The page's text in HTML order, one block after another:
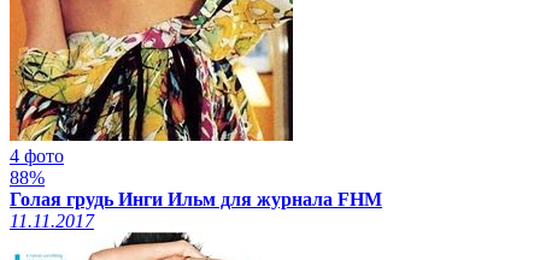
4 фото
88%
Голая грудь Инги Ильм для журнала FHM
11.11.2017